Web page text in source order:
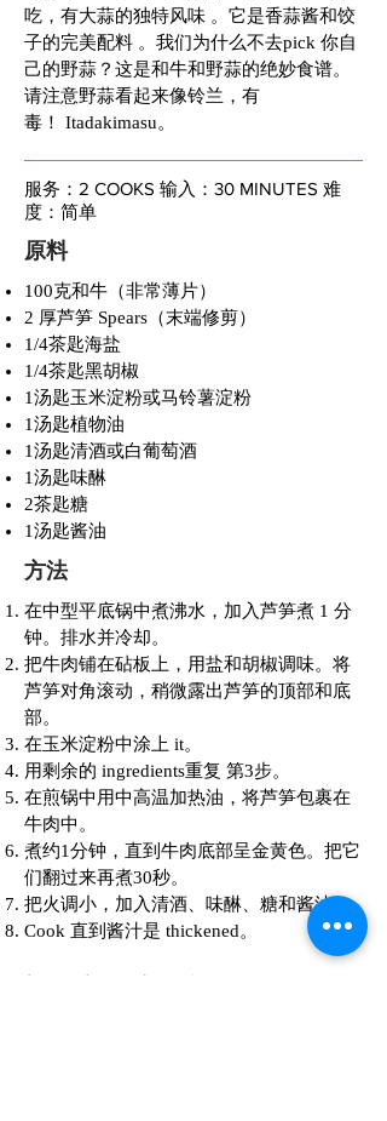
吃，有大蒜的独特风味 。它是香蒜酱和饺
子的完美配料 。我们为什么不去pick 你自
己的野蒜？这是和牛和野蒜的绝妙食谱。
请注意野蒜看起来像铃兰，有
毒！ Itadakimasu。
服务：2 COOKS 输入：30 MINUTES 难
度：简单
原料
100克和牛（非常薄片）
2 厚芦笋 Spears（末端修剪）
1/4茶匙海盐
1/4茶匙黑胡椒
1汤匙玉米淀粉或马铃薯淀粉
1汤匙植物油
1汤匙清酒或白葡萄酒
1汤匙味醂
2茶匙糖
1汤匙酱油
方法
在中型平底锅中煮沸水，加入芦笋煮 1 分
钟。排水并冷却。
把牛肉铺在砧板上，用盐和胡椒调味。将
芦笋对角滚动，稍微露出芦笋的顶部和底
部。
在玉米淀粉中涂上 it。
用剩余的 ingredients重复 第3步。
在煎锅中用中高温加热油，将芦笋包裹在
牛肉中。
煮约1分钟，直到牛肉底部呈金黄色。把它
们翻过来再煮30秒。
把火调小，加入清酒、味醂、糖和酱油。
Cook 直到酱汁是 thickened。